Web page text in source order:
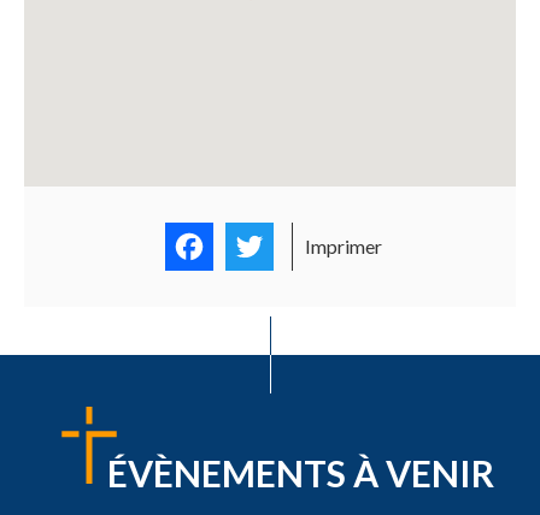
FacebookTwitter
Imprimer
ÉVÈNEMENTS À VENIR